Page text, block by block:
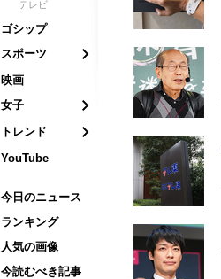
テレビ
ゴシップ
スポーツ
映画
女子
トレンド
YouTube
今日のニュース
ランキング
人気の画像
今読むべき記事